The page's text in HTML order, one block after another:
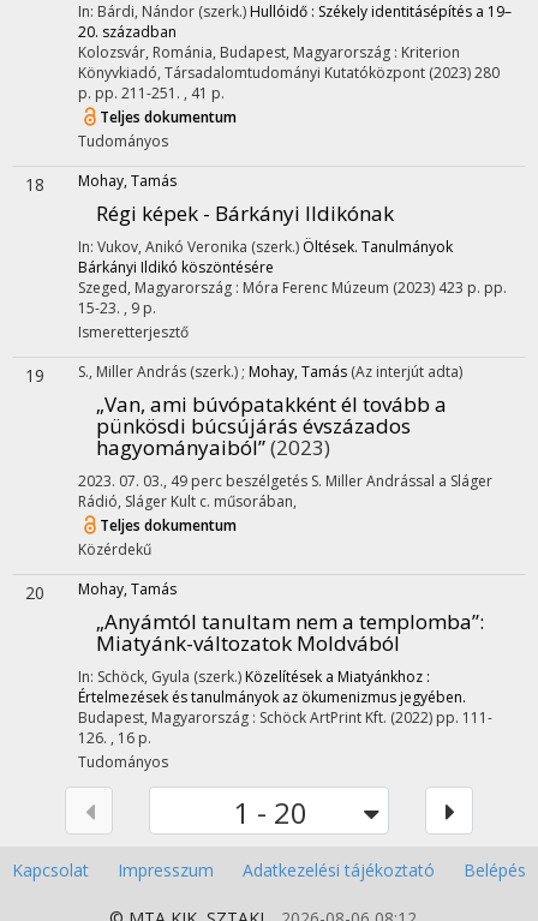
In: Bárdi, Nándor (szerk.) Hullóidő : Székely identitásépítés a 19–
20. században
Kolozsvár, Románia, Budapest, Magyarország : Kriterion
Könyvkiadó, Társadalomtudományi Kutatóközpont (2023)280
p. pp. 211-251. , 41 p.
Teljes dokumentum
Tudományos
18 Mohay, Tamás
Régi képek - Bárkányi Ildikónak
In: Vukov, Anikó Veronika (szerk.) Öltések. Tanulmányok
Bárkányi Ildikó köszöntésére
Szeged, Magyarország : Móra Ferenc Múzeum (2023) 423 p. pp.
15-23. , 9 p.
Ismeretterjesztő
19 S., Miller András (szerk.) ; Mohay, Tamás (Az interjút adta)
„Van, ami búvópatakként él tovább a
pünkösdi búcsújárás évszázados
hagyományaiból”(2023)
2023. 07. 03., 49 perc beszélgetés S. Miller Andrással a Sláger
Rádió, Sláger Kult c. műsorában,
Teljes dokumentum
Közérdekű
20 Mohay, Tamás
„Anyámtól tanultam nem a templomba”:
Miatyánk-változatok Moldvából
In: Schöck, Gyula (szerk.) Közelítések a Miatyánkhoz :
Értelmezések és tanulmányok az ökumenizmus jegyében.
Budapest, Magyarország : Schöck ArtPrint Kft. (2022) pp. 111-
126. , 16 p.
Tudományos
1 - 20
Kapcsolat Impresszum Adatkezelési tájékoztató Belépés